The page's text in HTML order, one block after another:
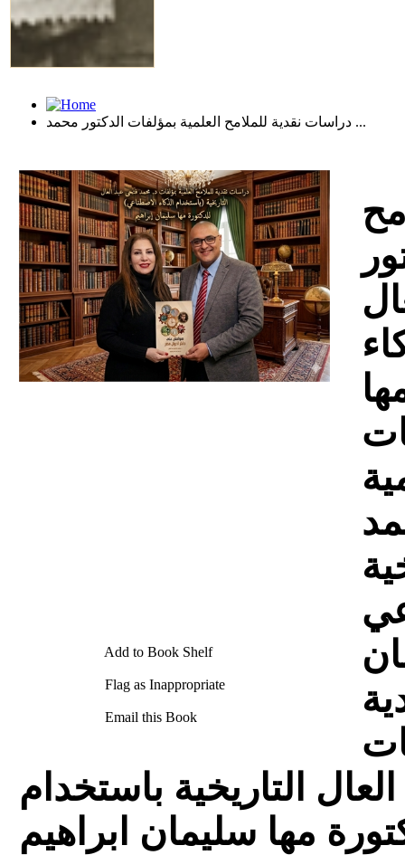
دراسات نقدية للملامح العلمية بمؤلفات الدكتور محمد ...
Download
Add to Book Shelf
Flag as Inappropriate
Email this Book
التاريخية باستخدام
مها سليمان ابراهيم